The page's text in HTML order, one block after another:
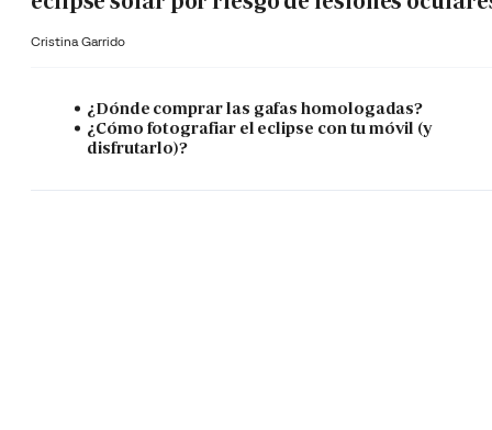
Cristina Garrido
¿Dónde comprar las gafas homologadas?
¿Cómo fotografiar el eclipse con tu móvil (y
disfrutarlo)?